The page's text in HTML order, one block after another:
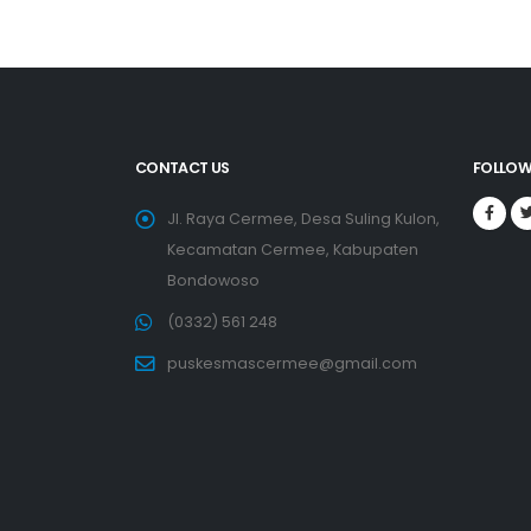
CONTACT US
Jl. Raya Cermee, Desa Suling Kulon,
Kecamatan Cermee, Kabupaten
Bondowoso
(0332) 561 248
puskesmascermee@gmail.com